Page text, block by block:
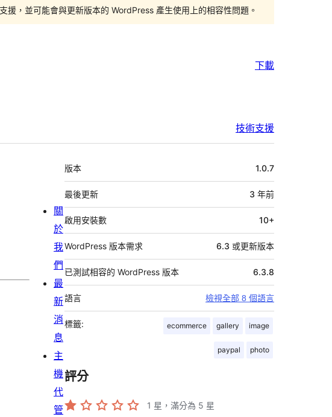
援，並可能會與更新版本的 WordPress 產生使用上的相容性問題。
下載
技術支援
中
繼
資
料
版本 1.0.7
最後更新 3 年前
啟用安裝數 10+
WordPress 版本需求 6.3 或更新版本
已測試相容的 WordPress 版本 6.3.8
語言 檢視全部 8 個語言
標籤: ecommerce gallery image
paypal photo
評分
1 星，滿分為 5 星
關
於
我
們
最
新
消
息
主
機
代
管